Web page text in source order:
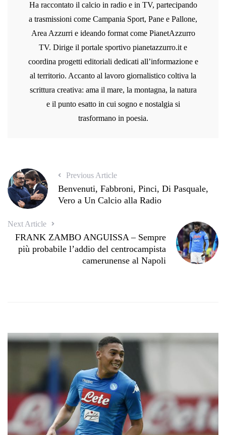
Ha raccontato il calcio in radio e in TV, partecipando
a trasmissioni come Campania Sport, Pane e Pallone,
Area Azzurri e ideando format come PianetAzzurro
TV. Dirige il portale sportivo pianetazzurro.it e
coordina progetti editoriali dedicati all’informazione e
al territorio. Accanto al lavoro giornalistico coltiva la
scrittura creativa: ama il mare, la montagna, la natura
e il punto esatto in cui sogno e nostalgia si
trasformano in poesia.
Previous Article
Benvenuti, Fabbroni, Pinci, Di Pasquale,
Vero a Un Calcio alla Radio
Next Article
FRANK ZAMBO ANGUISSA – Sempre
più probabile l’addio del centrocampista
camerunense al Napoli